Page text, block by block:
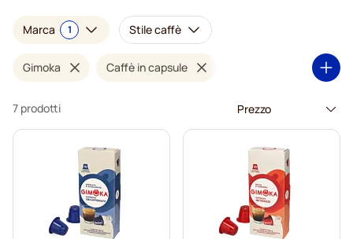
Marca 1 Stile caffè
Gimoka Caffè in capsule
7 prodotti